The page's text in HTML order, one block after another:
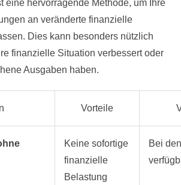
eine hervorragende Methode, um Ihre
an veränderte finanzielle
Dies kann besonders nützlich
finanzielle Situation verbessert oder
Ausgaben haben.
Vorteile
Keine sofortige
finanzielle
Belastung
Bei